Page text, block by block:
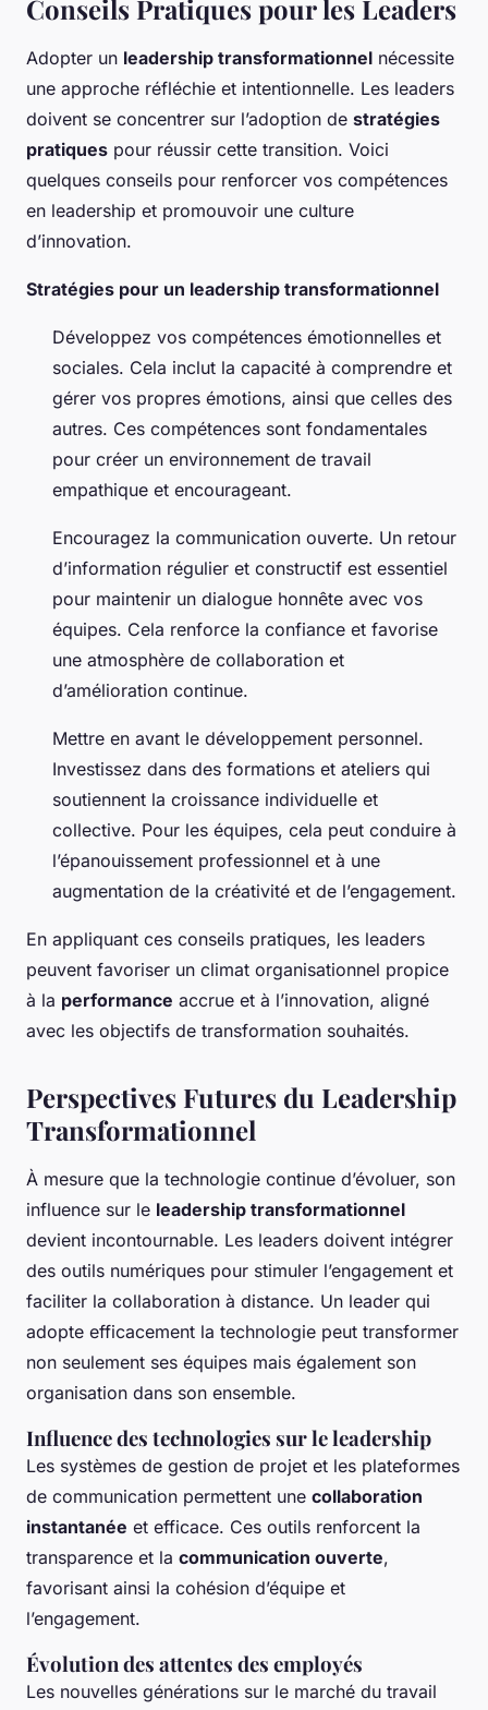
Conseils Pratiques pour les Leaders
Adopter un leadership transformationnel nécessite
une approche réfléchie et intentionnelle. Les leaders
doivent se concentrer sur l’adoption de stratégies
pratiques pour réussir cette transition. Voici
quelques conseils pour renforcer vos compétences
en leadership et promouvoir une culture
d’innovation.
Stratégies pour un leadership transformationnel
Développez vos compétences émotionnelles et
sociales. Cela inclut la capacité à comprendre et
gérer vos propres émotions, ainsi que celles des
autres. Ces compétences sont fondamentales
pour créer un environnement de travail
empathique et encourageant.
Encouragez la communication ouverte. Un retour
d’information régulier et constructif est essentiel
pour maintenir un dialogue honnête avec vos
équipes. Cela renforce la confiance et favorise
une atmosphère de collaboration et
d’amélioration continue.
Mettre en avant le développement personnel.
Investissez dans des formations et ateliers qui
soutiennent la croissance individuelle et
collective. Pour les équipes, cela peut conduire à
l’épanouissement professionnel et à une
augmentation de la créativité et de l’engagement.
En appliquant ces conseils pratiques, les leaders
peuvent favoriser un climat organisationnel propice
à la performance accrue et à l’innovation, aligné
avec les objectifs de transformation souhaités.
Perspectives Futures du Leadership
Transformationnel
À mesure que la technologie continue d’évoluer, son
influence sur le leadership transformationnel
devient incontournable. Les leaders doivent intégrer
des outils numériques pour stimuler l’engagement et
faciliter la collaboration à distance. Un leader qui
adopte efficacement la technologie peut transformer
non seulement ses équipes mais également son
organisation dans son ensemble.
Influence des technologies sur le leadership
Les systèmes de gestion de projet et les plateformes
de communication permettent une collaboration
instantanée et efficace. Ces outils renforcent la
transparence et la communication ouverte,
favorisant ainsi la cohésion d’équipe et
l’engagement.
Évolution des attentes des employés
Les nouvelles générations sur le marché du travail